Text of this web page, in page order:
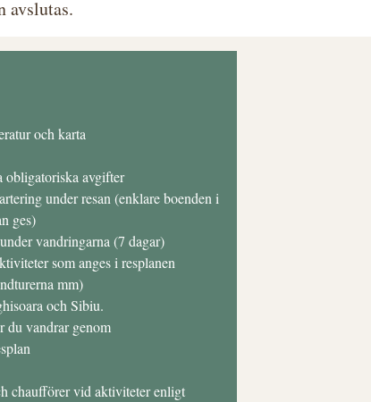
avslutas.
och karta
obligatoriska avgifter
under resan (enklare boenden i
ges)
vandringarna (7 dagar)
som anges i resplanen
mm)
och Sibiu.
du vandrar genom
chaufförer vid aktiviteter enligt